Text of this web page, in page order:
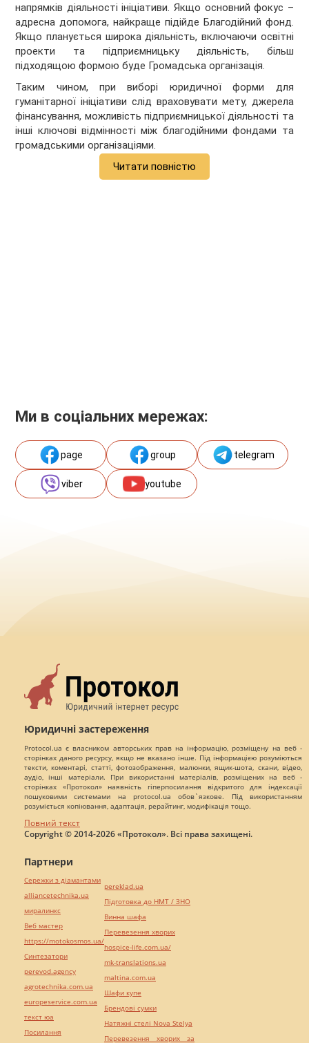
напрямків діяльності ініціативи. Якщо основний фокус –
адресна допомога, найкраще підійде Благодійний фонд.
Якщо планується широка діяльність, включаючи освітні
проекти та підприємницьку діяльність, більш
підходящою формою буде Громадська організація.
Таким чином, при виборі юридичної форми для
гуманітарної ініціативи слід враховувати мету, джерела
фінансування, можливість підприємницької діяльності та
інші ключові відмінності між благодійними фондами та
громадськими організаціями.
Читати повністю
Ми в соціальних мережах:
page group telegram
viber youtube
Юридичні застереження
Protocol.ua є власником авторських прав на інформацію, розміщену на веб -
сторінках даного ресурсу, якщо не вказано інше. Під інформацією розуміються
тексти, коментарі, статті, фотозображення, малюнки, ящик-шота, скани, відео,
аудіо, інші матеріали. При використанні матеріалів, розміщених на веб -
сторінках «Протокол» наявність гіперпосилання відкритого для індексації
пошуковими системами на protocol.ua обов`язкове. Під використанням
розуміється копіювання, адаптація, рерайтинг, модифікація тощо.
Повний текст
Copyright © 2014-2026 «Протокол». Всі права захищені.
Партнери
Сережки з діамантами
alliancetechnika.ua
миралинкс
Веб мастер
https://motokosmos.ua/
Синтезатори
perevod.agency
agrotechnika.com.ua
europeservice.com.ua
текст юа
Посилання
pereklad.ua
Підготовка до НМТ / ЗНО
Винна шафа
Перевезення хворих
hospice-life.com.ua/
mk-translations.ua
maltina.com.ua
Шафи купе
Брендові сумки
Натяжні стелі Nova Stelya
Перевезення хворих за